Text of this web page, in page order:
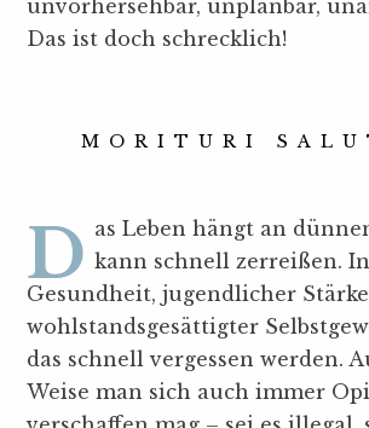
unvorhersehbar, unplanbar,
Das ist doch schrecklich!
MORITURI
Das Leben hängt an dünnem Faden. Er kann schnell zerreißen.
Gesundheit, jugendlicher
wohlstandsgesättigter
das schnell vergessen werden.
Weise man sich auch immer